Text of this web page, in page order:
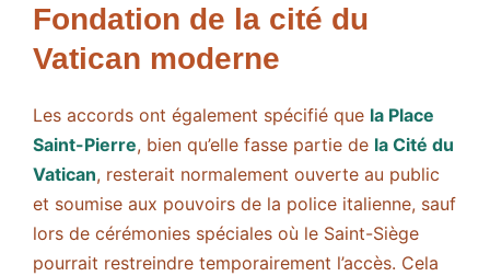
Fondation de la cité du
Vatican moderne
Les accords ont également spécifié que la Place
Saint-Pierre, bien qu’elle fasse partie de la Cité du
Vatican, resterait normalement ouverte au public
et soumise aux pouvoirs de la police italienne, sauf
lors de cérémonies spéciales où le Saint-Siège
pourrait restreindre temporairement l’accès. Cela